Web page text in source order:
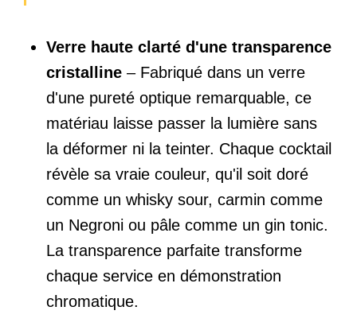
Verre haute clarté d'une transparence
cristalline – Fabriqué dans un verre
d'une pureté optique remarquable, ce
matériau laisse passer la lumière sans
la déformer ni la teinter. Chaque cocktail
révèle sa vraie couleur, qu'il soit doré
comme un whisky sour, carmin comme
un Negroni ou pâle comme un gin tonic.
La transparence parfaite transforme
chaque service en démonstration
chromatique.